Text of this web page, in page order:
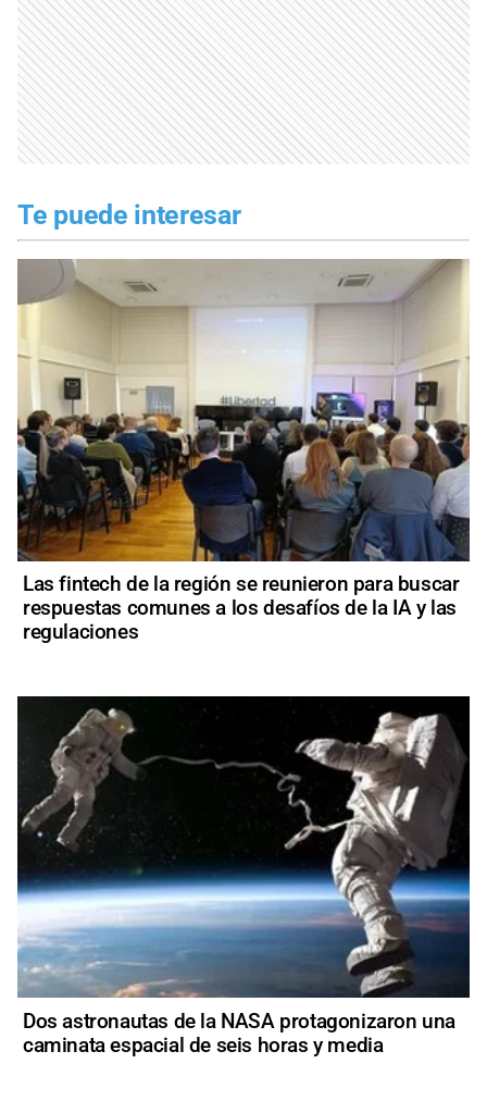
Te puede interesar
Las fintech de la región se reunieron para buscar
respuestas comunes a los desafíos de la IA y las
regulaciones
Dos astronautas de la NASA protagonizaron una
caminata espacial de seis horas y media